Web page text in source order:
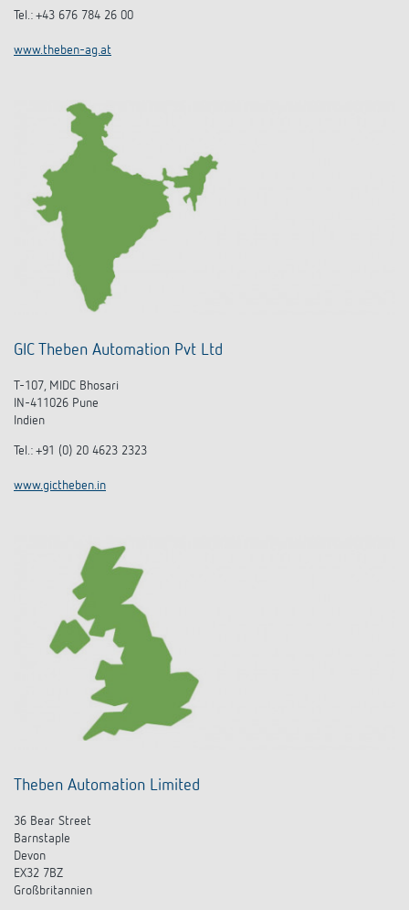
Tel.: +43 676 784 26 00
www.theben-ag.at
GIC Theben Automation Pvt Ltd
T-107, MIDC Bhosari
IN-411026 Pune
Indien
Tel.:+91 (0) 20 4623 2323
www.gictheben.in
Theben Automation Limited
36 Bear Street
Barnstaple
Devon
EX32 7BZ
Großbritannien